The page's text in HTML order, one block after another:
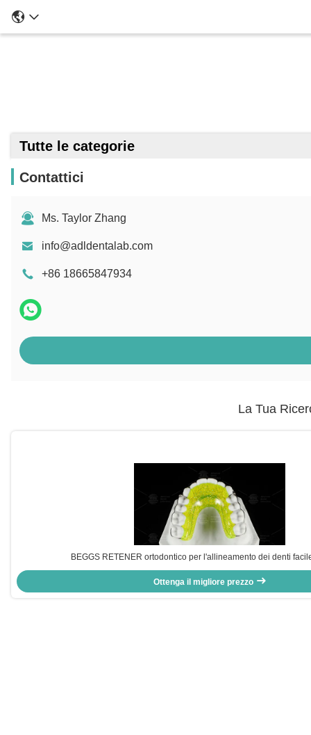
Tutte le categorie
Contattici
Ms. Taylor Zhang
info@adldentalab.com
+86 18665847934
La Tua
BEGGS RETENER ortodontico per l'allineamento dei denti
Ottenga il migliore prezzo